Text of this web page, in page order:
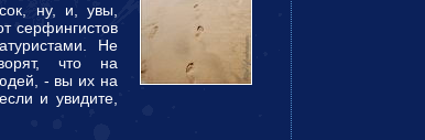
ну, и, увы,
серфингистов
Не
что на
- вы их на
и увидите,